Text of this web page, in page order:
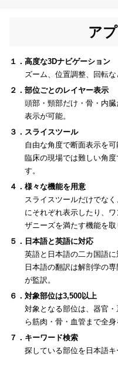
ア
１．高度な3Dナビゲーション
ズーム、位置調整、回転な
２．部位ごとのレイヤー表示
頭部・頸部だけ・骨・内
表示が可能。
３．スライスツール
自由な角度で断面表示を可
臨床の現場では難しい角
す。
４．様々な機能を用意
スライスツールだけでな
にそれぞれ表示したり、
ザニーズを満たす機能を取
５．日本語と英語に対応
英語と日本語の二カ国語に
日本語の翻訳は解剖学の
が監訳。
６．対象部位は3,500以上
対象となる部位は、器官
ら筋肉・骨・血管まで全身
７．キーワード検索
探している部位を日本語キ